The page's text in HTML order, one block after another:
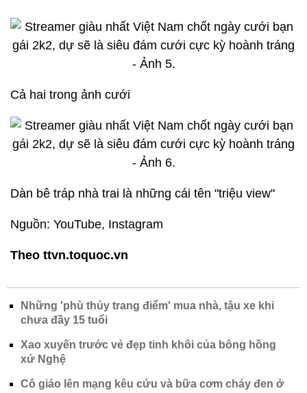
Cả hai trong ảnh cưới
Dàn bê tráp nhà trai là những cái tên "triệu view"
Nguồn: YouTube, Instagram
Theo ttvn.toquoc.vn
Những 'phù thủy trang điểm' mua nhà, tậu xe khi
chưa đầy 15 tuổi
Xao xuyến trước vẻ đẹp tinh khôi của bông hồng
xứ Nghệ
Cô giáo lên mạng kêu cứu và bữa cơm cháy đen ở